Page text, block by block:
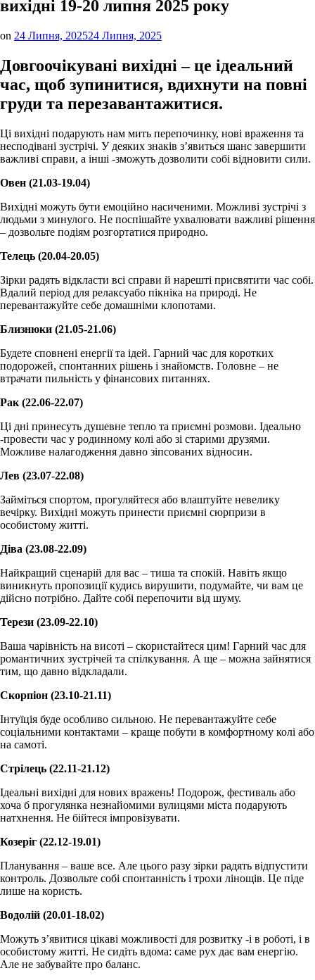
вихідні 19-20 липня 2025 року
on 24 Липня, 202524 Липня, 2025
Довгоочікувані вихідні – це ідеальний
час, щоб зупинитися, вдихнути на повні
груди та перезавантажитися.
Ці вихідні подарують нам мить перепочинку, нові враження та
несподівані зустрічі. У деяких знаків з’явиться шанс завершити
важливі справи, а інші -зможуть дозволити собі відновити сили.
Овен (21.03-19.04)
Вихідні можуть бути емоційно насиченими. Можливі зустрічі з
людьми з минулого. Не поспішайте ухвалювати важливі рішення
– дозвольте подіям розгортатися природно.
Телець (20.04-20.05)
Зірки радять відкласти всі справи й нарешті присвятити час собі.
Вдалий період для релаксуабо пікніка на природі. Не
перевантажуйте себе домашніми клопотами.
Близнюки (21.05-21.06)
Будете сповнені енергії та ідей. Гарний час для коротких
подорожей, спонтанних рішень і знайомств. Головне – не
втрачати пильність у фінансових питаннях.
Рак (22.06-22.07)
Ці дні принесуть душевне тепло та приємні розмови. Ідеально
-провести час у родинному колі або зі старими друзями.
Можливе налагодження давно зіпсованих відносин.
Лев (23.07-22.08)
Займіться спортом, прогуляйтеся або влаштуйте невелику
вечірку. Вихідні можуть принести приємні сюрпризи в
особистому житті.
Діва (23.08-22.09)
Найкращий сценарій для вас – тиша та спокій. Навіть якщо
виникнуть пропозиції кудись вирушити, подумайте, чи вам це
дійсно потрібно. Дайте собі перепочити від шуму.
Терези (23.09-22.10)
Ваша чарівність на висоті – скористайтеся цим! Гарний час для
романтичних зустрічей та спілкування. А ще – можна зайнятися
тим, що давно відкладали.
Скорпіон (23.10-21.11)
Інтуїція буде особливо сильною. Не перевантажуйте себе
соціальними контактами – краще побути в комфортному колі або
на самоті.
Стрілець (22.11-21.12)
Ідеальні вихідні для нових вражень! Подорож, фестиваль або
хоча б прогулянка незнайомими вулицями міста подарують
натхнення. Не бійтеся імпровізувати.
Козеріг (22.12-19.01)
Планування – ваше все. Але цього разу зірки радять відпустити
контроль. Дозвольте собі спонтанність і трохи лінощів. Це піде
лише на користь.
Водолій (20.01-18.02)
Можуть з’явитися цікаві можливості для розвитку -і в роботі, і в
особистому житті. Не сидіть вдома: саме рух дає вам енергію.
Але не забувайте про баланс.